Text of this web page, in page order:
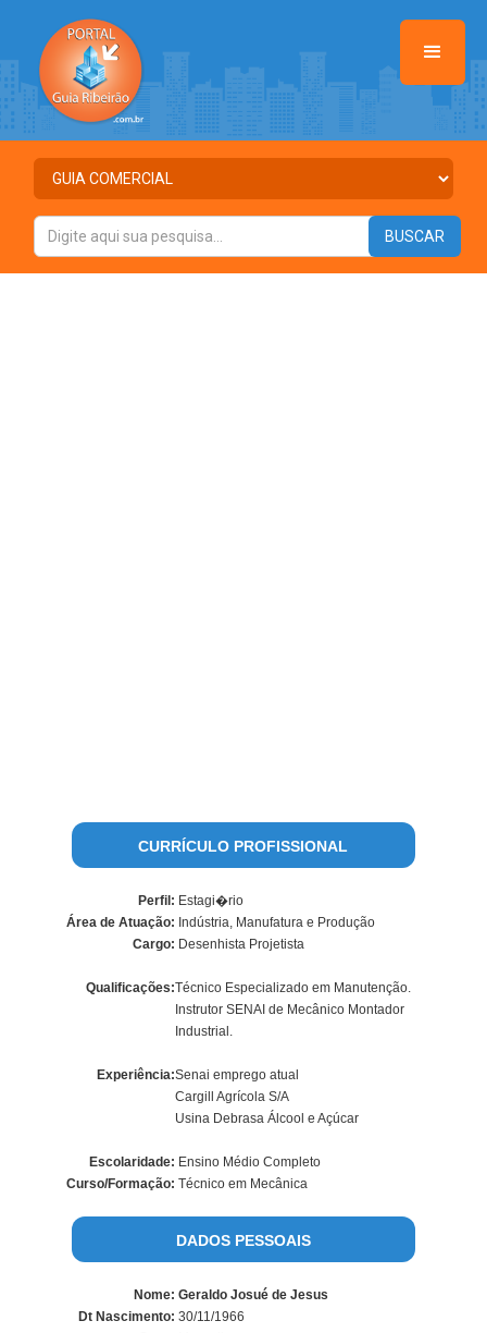
CURRÍCULO PROFISSIONAL
Perfil: Estagi�rio
Área de Atuação: Indústria, Manufatura e Produção
Cargo: Desenhista Projetista
Qualificações:Técnico Especializado em Manutenção.
Instrutor SENAI de Mecânico Montador
Industrial.
Experiência:Senai emprego atual
Cargill Agrícola S/A
Usina Debrasa Álcool e Açúcar
Escolaridade: Ensino Médio Completo
Curso/Formação: Técnico em Mecânica
DADOS PESSOAIS
Nome: Geraldo Josué de Jesus
Dt Nascimento: 30/11/1966